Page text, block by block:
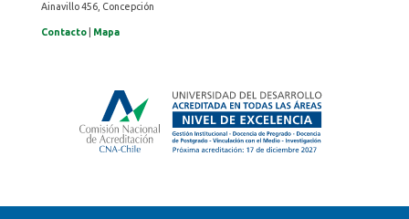
Ainavillo 456, Concepción
Contacto Mapa